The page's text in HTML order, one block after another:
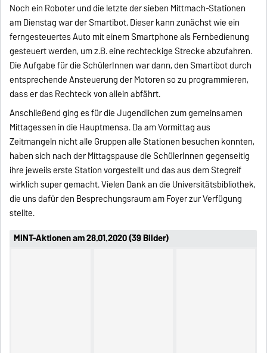
Noch ein Roboter und die letzte der sieben Mittmach-Stationen
am Dienstag war der Smartibot. Dieser kann zunächst wie ein
ferngesteuertes Auto mit einem Smartphone als Fernbedienung
gesteuert werden, um z.B. eine rechteckige Strecke abzufahren.
Die Aufgabe für die SchülerInnen war dann, den Smartibot durch
entsprechende Ansteuerung der Motoren so zu programmieren,
dass er das Rechteck von allein abfährt.
Anschließend ging es für die Jugendlichen zum gemeinsamen
Mittagessen in die Hauptmensa. Da am Vormittag aus
Zeitmangeln nicht alle Gruppen alle Stationen besuchen konnten,
haben sich nach der Mittagspause die SchülerInnen gegenseitig
ihre jeweils erste Station vorgestellt und das aus dem Stegreif
wirklich super gemacht. Vielen Dank an die Universitätsbibliothek,
die uns dafür den Besprechungsraum am Foyer zur Verfügung
stellte.
MINT-Aktionen am 28.01.2020 (39 Bilder)